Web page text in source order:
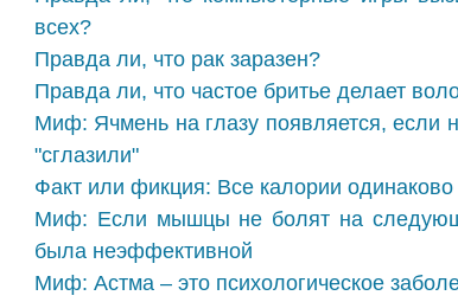
всех?
Правда ли, что рак заразен?
Правда ли, что частое бритье делает
Миф: Ячмень на глазу появляется, если
"сглазили"
Факт или фикция: Все калории
Миф: Если мышцы не болят на
была неэффективной
Миф: Астма – это психологическое